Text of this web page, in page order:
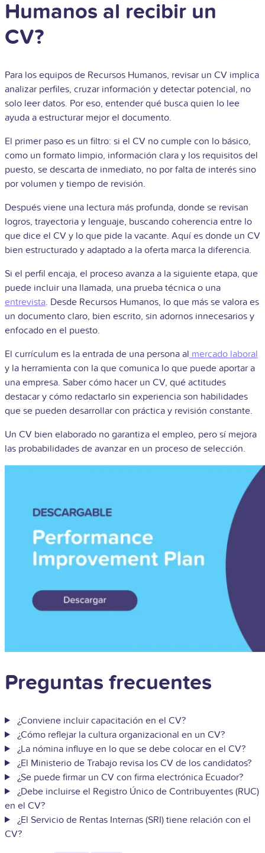
Humanos al recibir un
CV?
Para los equipos de Recursos Humanos, revisar un CV implica
analizar perfiles, cruzar información y detectar potencial, no
solo leer datos. Por eso, entender qué busca quien lo lee
ayuda a estructurar mejor el documento.
El primer paso es un filtro: si el CV no cumple con lo básico,
como un formato limpio, información clara y los requisitos del
puesto, se descarta de inmediato, no por falta de interés sino
por volumen y tiempo de revisión.
Después viene una lectura más profunda, donde se revisan
logros, trayectoria y lenguaje, buscando coherencia entre lo
que dice el CV y lo que pide la vacante. Aquí es donde un CV
bien estructurado y adaptado a la oferta marca la diferencia.
Si el perfil encaja, el proceso avanza a la siguiente etapa, que
puede incluir una llamada, una prueba técnica o una
entrevista. Desde Recursos Humanos, lo que más se valora es
un documento claro, bien escrito, sin adornos innecesarios y
enfocado en el puesto.
El currículum es la entrada de una persona al mercado laboral
y la herramienta con la que comunica lo que puede aportar a
una empresa. Saber cómo hacer un CV, qué actitudes
destacar y cómo redactarlo sin experiencia son habilidades
que se pueden desarrollar con práctica y revisión constante.
Un CV bien elaborado no garantiza el empleo, pero sí mejora
las probabilidades de avanzar en un proceso de selección.
Preguntas frecuentes
¿Conviene incluir capacitación en el CV?
¿Cómo reflejar la cultura organizacional en un CV?
¿La nómina influye en lo que se debe colocar en el CV?
¿El Ministerio de Trabajo revisa los CV de los candidatos?
¿Se puede firmar un CV con firma electrónica Ecuador?
¿Debe incluirse el Registro Único de Contribuyentes (RUC)
en el CV?
¿El Servicio de Rentas Internas (SRI) tiene relación con el
CV?